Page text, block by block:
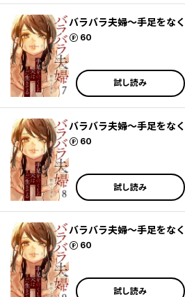
バラバラ夫婦～手足をな
60
ポイント
試し読み
バラバラ夫婦～手足をな
60
ポイント
試し読み
バラバラ夫婦～手足をな
60
ポイント
試し読み